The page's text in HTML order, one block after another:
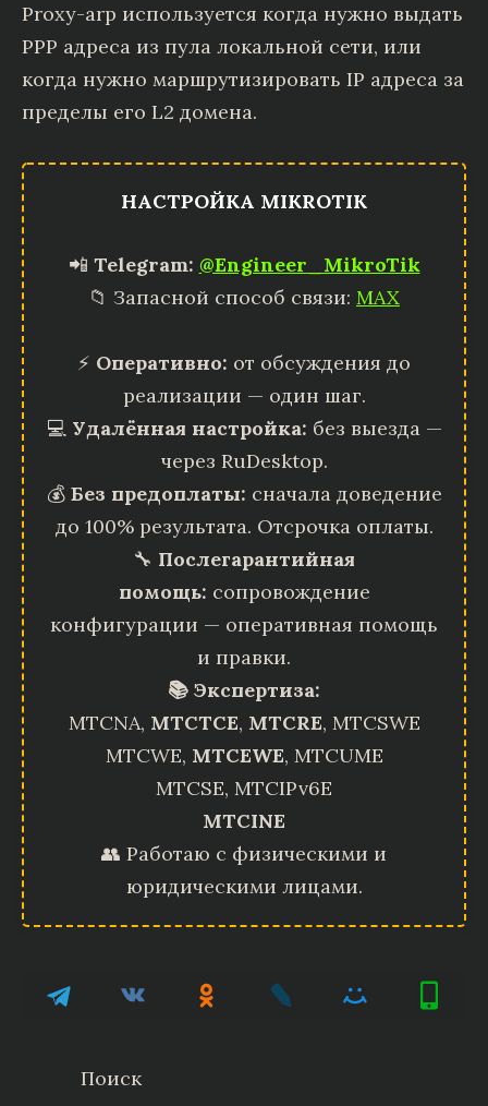
Proxy-arp используется когда нужно выдать
PPP адреса из пула локальной сети, или
когда нужно маршрутизировать IP адреса за
пределы его L2 домена.
НАСТРОЙКА MIKROTIK
📲 Telegram: @Engineer_MikroTik
📁 Запасной способ связи: MAX
⚡ Оперативно: от обсуждения до
реализации — один шаг.
💻 Удалённая настройка: без выезда —
через RuDesktop.
💰 Без предоплаты: сначала доведение
до 100% результата. Отсрочка оплаты.
🔧 Послегарантийная
помощь: сопровождение
конфигурации — оперативная помощь
и правки.
📚 Экспертиза:
MTCNA, MTCTCE, MTCRE, MTCSWE
MTCWE, MTCEWE, MTCUME
MTCSE, MTCIPv6E
MTCINE
👥 Работаю с физическими и
юридическими лицами.
Поиск